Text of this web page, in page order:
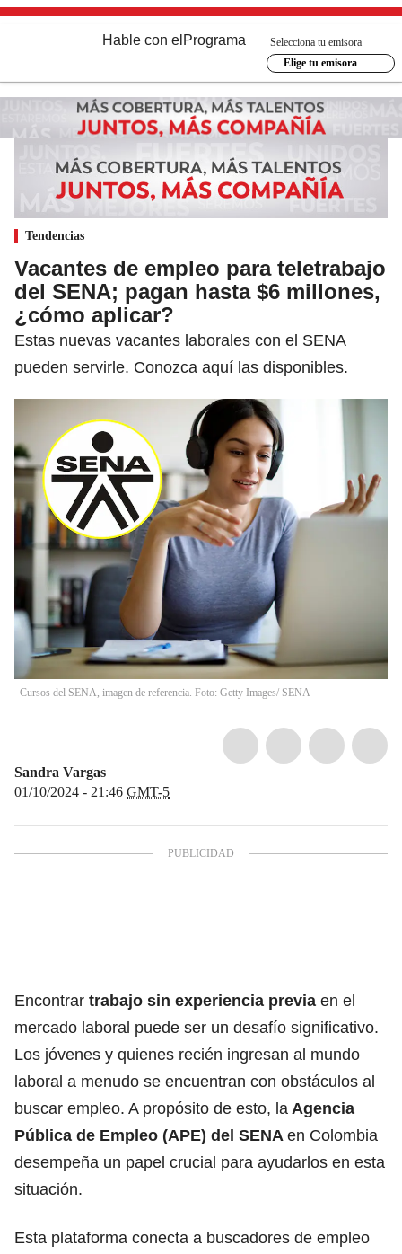
Hable con el Programa
Selecciona tu emisora
Elige tu emisora
Tendencias
Vacantes de empleo para teletrabajo
del SENA; pagan hasta $6 millones,
¿cómo aplicar?
Estas nuevas vacantes laborales con el SENA
pueden servirle. Conozca aquí las disponibles.
Cursos del SENA, imagen de referencia. Foto: Getty Images/ SENA
Sandra Vargas
01/10/2024 - 21:46 GMT-5
Encontrar trabajo sin experiencia previa en el
mercado laboral puede ser un desafío significativo.
Los jóvenes y quienes recién ingresan al mundo
laboral a menudo se encuentran con obstáculos al
buscar empleo. A propósito de esto, la Agencia
Pública de Empleo (APE) del SENA en Colombia
desempeña un papel crucial para ayudarlos en esta
situación.
Esta plataforma conecta a buscadores de empleo